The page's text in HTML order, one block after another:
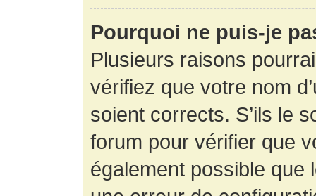
Pourquoi ne puis-je
Plusieurs raisons
vérifiez que votre nom
soient corrects. S’ils le
forum pour vérifier que
également possible que